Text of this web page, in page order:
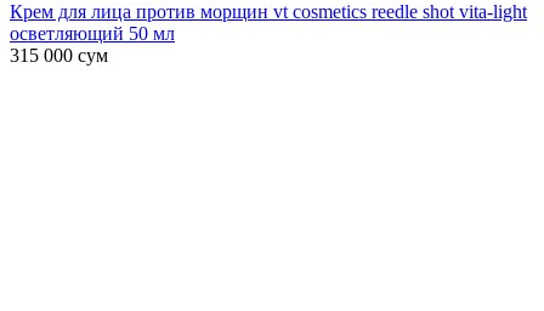
Крем для лица против морщин vt cosmetics reedle shot vita-light
осветляющий 50 мл
315 000 сум